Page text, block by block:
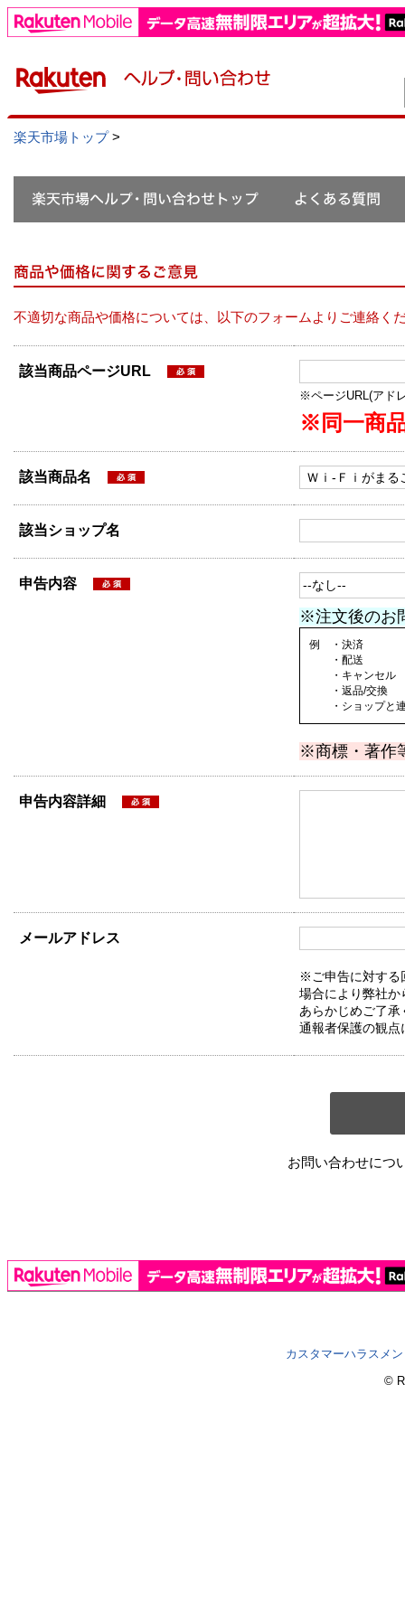
楽天市場トップ>
不適切な商品や価格については、以下のフォームよりご連絡く
該当商品ページURL
※ページURL(アド
※同一商
該当商品名
該当ショップ名
申告内容
※注文後のお
例 ・決済
・配送
・キャンセル
・返品/交換
・ショップと連
※商標・著作
申告内容詳細
メールアドレス
※ご申告に対する
場合により弊社か
あらかじめご了承
通報者保護の観点
お問い合わせにつ
カスタマーハラスメ
©